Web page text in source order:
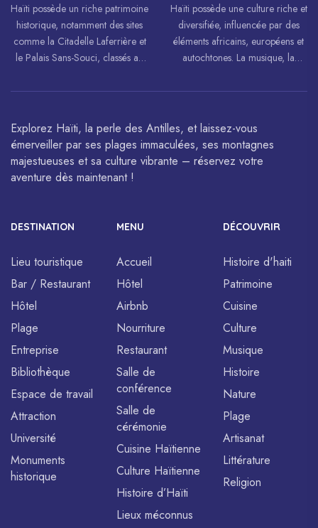
Haïti possède un riche patrimoine
historique, notamment des sites
comme la Citadelle Laferrière et
le Palais Sans-Souci, classés au
l’UNESCO.
Haïti possède une culture riche et
diversifiée, influencée par des
éléments africains, européens et
autochtones. La musique, la
sont célébrés à travers le monde.
Explorez Haïti, la perle des Antilles, et laissez-vous
émerveiller par ses plages immaculées, ses montagnes
majestueuses et sa culture vibrante – réservez votre
aventure dès maintenant !
DESTINATION
Lieu touristique
Bar / Restaurant
Hôtel
Plage
Entreprise
Bibliothèque
Espace de travail
Attraction
Université
Monuments
historique
MENU
Accueil
Hôtel
Airbnb
Nourriture
Restaurant
Salle de
conférence
Salle de
cérémonie
Cuisine Haïtienne
Culture Haïtienne
Histoire d’Haïti
Lieux méconnus
DÉCOUVRIR
Histoire d'haiti
Patrimoine
Cuisine
Culture
Musique
Histoire
Nature
Plage
Artisanat
Littérature
Religion